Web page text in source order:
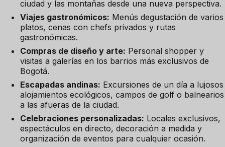
ciudad y las montañas desde una nueva perspectiva.
Viajes gastronómicos: Menús degustación de varios
platos, cenas con chefs privados y rutas
gastronómicas.
Compras de diseño y arte: Personal shopper y
visitas a galerías en los barrios más exclusivos de
Bogotá.
Escapadas andinas: Excursiones de un día a lujosos
alojamientos ecológicos, campos de golf o balnearios
a las afueras de la ciudad.
Celebraciones personalizadas: Locales exclusivos,
espectáculos en directo, decoración a medida y
organización de eventos para cualquier ocasión.